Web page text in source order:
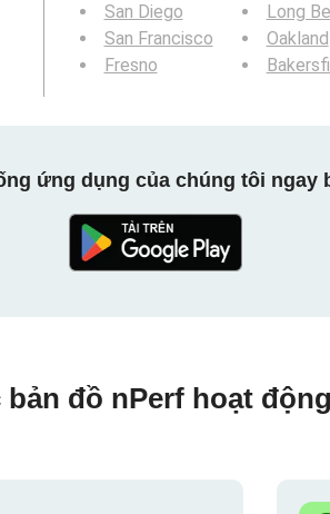
San Diego
San Francisco
Fresno
Long
Oakland
ứng dụng của chúng tôi ngay
bản đồ nPerf hoạt